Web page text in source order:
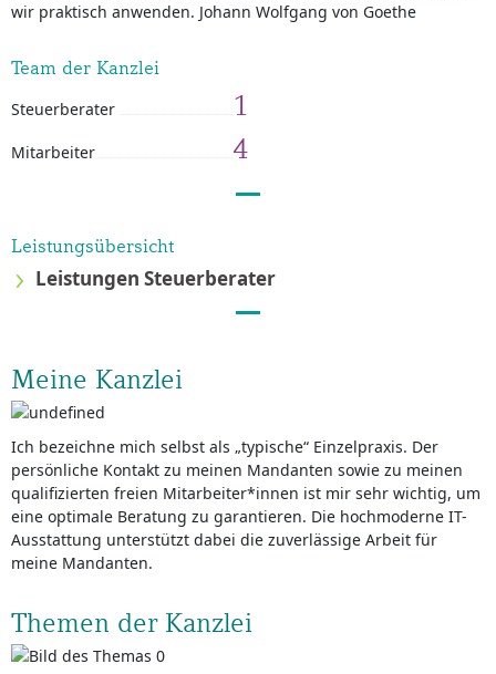
wir praktisch anwenden. Johann Wolfgang von Goethe
Team der Kanzlei
Steuerberater 1
Mitarbeiter 4
Leistungsübersicht
Leistungen Steuerberater
Meine Kanzlei
Ich bezeichne mich selbst als „typische“ Einzelpraxis. Der
persönliche Kontakt zu meinen Mandanten sowie zu meinen
qualifizierten freien Mitarbeiter*innen ist mir sehr wichtig, um
eine optimale Beratung zu garantieren. Die hochmoderne IT-
Ausstattung unterstützt dabei die zuverlässige Arbeit für
meine Mandanten.
Themen der Kanzlei